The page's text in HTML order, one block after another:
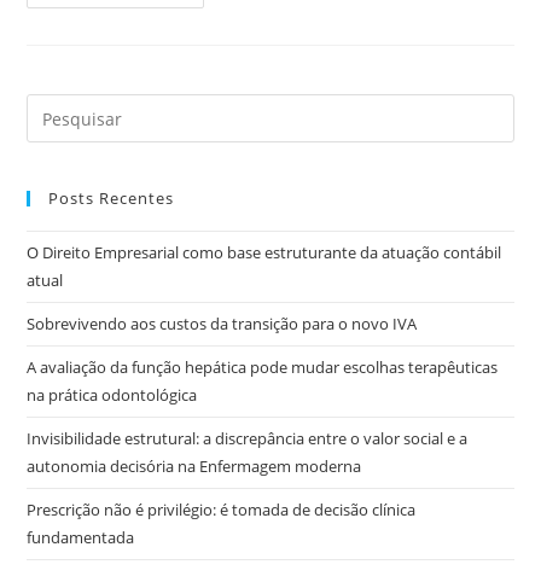
Posts Recentes
O Direito Empresarial como base estruturante da atuação contábil
atual
Sobrevivendo aos custos da transição para o novo IVA
A avaliação da função hepática pode mudar escolhas terapêuticas
na prática odontológica
Invisibilidade estrutural: a discrepância entre o valor social e a
autonomia decisória na Enfermagem moderna
Prescrição não é privilégio: é tomada de decisão clínica
fundamentada